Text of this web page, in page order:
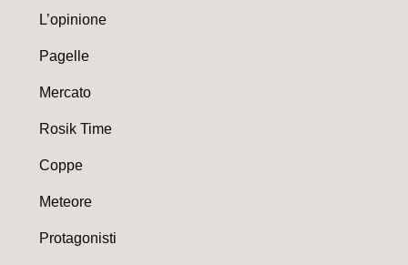
L’opinione
Pagelle
Mercato
Rosik Time
Coppe
Meteore
Protagonisti